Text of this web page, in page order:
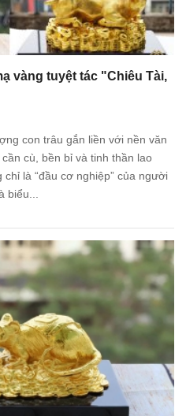
vàng tuyệt tác "Chiêu Tài,
con trâu gắn liền với nền văn
cù, bền bỉ và tinh thần lao
là “đầu cơ nghiệp” của người